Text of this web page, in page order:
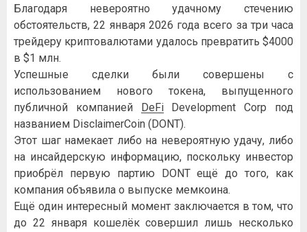
Благодаря невероятно удачному стечению
обстоятельств, 22 января 2026 года всего за три часа
трейдеру криптовалютами удалось превратить $4000
в $1 млн.
Успешные сделки были совершены с
использованием нового токена, выпущенного
публичной компанией
DeFiDevelopment Corp под
названием DisclaimerCoin (DONT).
Этот шаг намекает либо на невероятную удачу, либо
на инсайдерскую информацию, поскольку инвестор
приобрёл первую партию DONT ещё до того, как
компания объявила о выпуске мемкоина.
Ещё один интересный момент заключается в том, что
до 22 января кошелёк совершил лишь несколько